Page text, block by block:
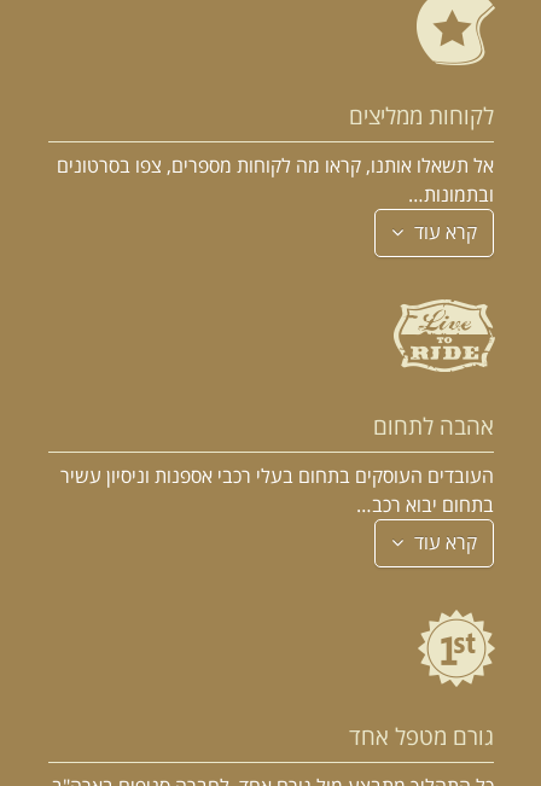
לקוחות ממליצים
אל תשאלו אותנו, קראו מה לקוחות מספרים, צפו בסרטונים
ובתמונות…
קרא עוד
אהבה לתחום
העובדים העוסקים בתחום בעלי רכבי אספנות וניסיון עשיר
בתחום יבוא רכב…
קרא עוד
גורם מטפל אחד